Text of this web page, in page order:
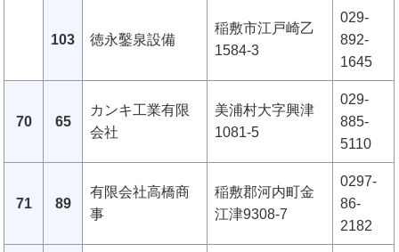
103 徳永鑿泉設備
稲敷市江戸崎乙
1584-3
029-
892-
1645
70 65
カンキ工業有限
会社
美浦村大字興津
1081-5
029-
885-
5110
71 89
有限会社高橋商
事
稲敷郡河内町金
江津9308-7
0297-
86-
2182